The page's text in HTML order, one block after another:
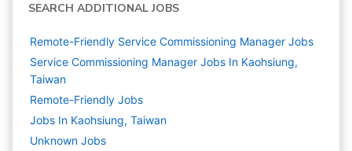
SEARCH ADDITIONAL JOBS
Remote-Friendly Service Commissioning Manager Jobs
Service Commissioning Manager Jobs In Kaohsiung,
Taiwan
Remote-Friendly Jobs
Jobs In Kaohsiung, Taiwan
Unknown Jobs